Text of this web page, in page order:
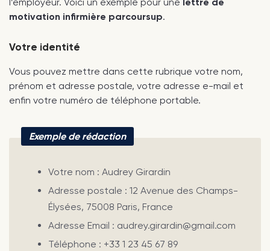
motivation infirmière parcoursup.
Votre identité
Vous pouvez mettre dans cette rubrique votre nom,
prénom et adresse postale, votre adresse e-mail et
enfin votre numéro de téléphone portable.
Exemple de rédaction
Votre nom : Audrey Girardin
Adresse postale : 12 Avenue des Champs-
Élysées, 75008 Paris, France
Adresse Email : audrey.girardin@gmail.com
Téléphone : +33 1 23 45 67 89